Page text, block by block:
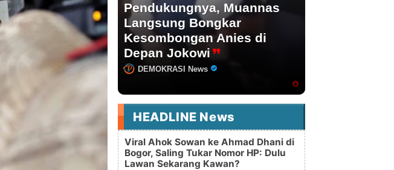
Pendukungnya, Muannas
Langsung Bongkar
Kesombongan Anies di
Depan Jokowi
DEMOKRASI News
HEADLINE News
Viral Ahok Sowan ke Ahmad Dhani di
Bogor, Saling Tukar Nomor HP: Dulu
Lawan Sekarang Kawan?